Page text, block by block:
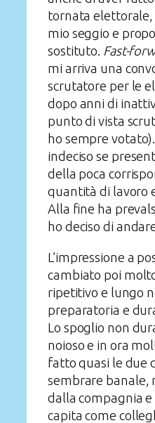
tornata
mio seggio e
sostituto. Fast-
mi arriva una
scrutatore per le
dopo anni di
punto di vista
ho sempre
indeciso se
della poca
quantità di lavoro
Alla fine ha
ho deciso di
L’impressione a
cambiato poi
ripetitivo e lungo
preparatoria e
Lo spoglio non
noioso e in ora
fatto quasi le due
sembrare banale,
dalla compagnia
capita come